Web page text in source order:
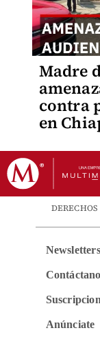
Madre
contra
en
Newsletters
Anúnciate